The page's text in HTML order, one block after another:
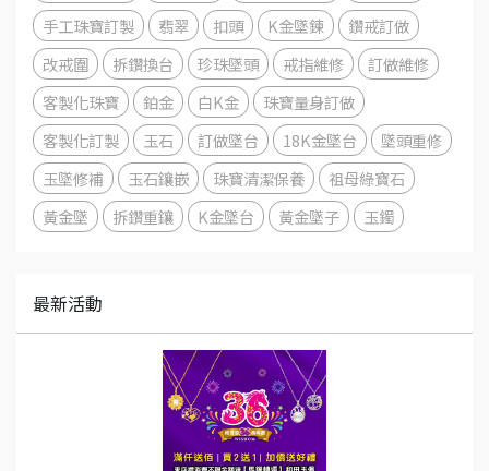
手工珠寶訂製
翡翠 扣頭 K金墜鍊
鑽戒訂做
改戒圍
拆鑽換台 珍珠墜頭 戒指維修
訂做維修
客製化珠寶
鉑金 白K金
珠寶量身訂做
客製化訂製
玉石 訂做墜台 18K金墜台
墜頭重修
玉墜修補
玉石鑲嵌 珠寶清潔保養
祖母綠寶石
黃金墜
拆鑽重鑲 K金墜台 黃金墜子 玉鐲
最新活動